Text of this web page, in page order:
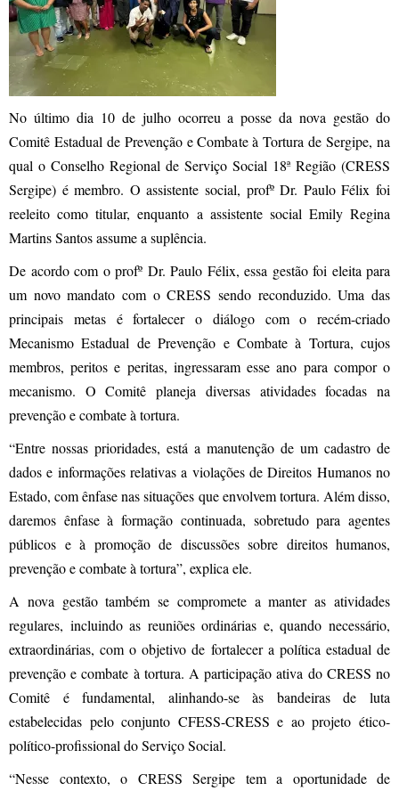
No último dia 10 de julho ocorreu a posse da nova gestão do
Comitê Estadual de Prevenção e Combate à Tortura de Sergipe, na
qual o Conselho Regional de Serviço Social 18ª Região (CRESS
Sergipe) é membro. O assistente social, profº Dr. Paulo Félix foi
reeleito como titular, enquanto a assistente social Emily Regina
Martins Santos assume a suplência.
De acordo com o profº Dr. Paulo Félix, essa gestão foi eleita para
um novo mandato com o CRESS sendo reconduzido. Uma das
principais metas é fortalecer o diálogo com o recém-criado
Mecanismo Estadual de Prevenção e Combate à Tortura, cujos
membros, peritos e peritas, ingressaram esse ano para compor o
mecanismo. O Comitê planeja diversas atividades focadas na
prevenção e combate à tortura.
“Entre nossas prioridades, está a manutenção de um cadastro de
dados e informações relativas a violações de Direitos Humanos no
Estado, com ênfase nas situações que envolvem tortura. Além disso,
daremos ênfase à formação continuada, sobretudo para agentes
públicos e à promoção de discussões sobre direitos humanos,
prevenção e combate à tortura”, explica ele.
A nova gestão também se compromete a manter as atividades
regulares, incluindo as reuniões ordinárias e, quando necessário,
extraordinárias, com o objetivo de fortalecer a política estadual de
prevenção e combate à tortura. A participação ativa do CRESS no
Comitê é fundamental, alinhando-se às bandeiras de luta
estabelecidas pelo conjunto CFESS-CRESS e ao projeto ético-
político-profissional do Serviço Social.
“Nesse contexto, o CRESS Sergipe tem a oportunidade de